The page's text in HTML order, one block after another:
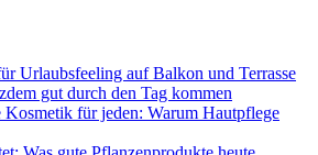
Urlaubsfeeling auf Balkon und Terrasse
gut durch den Tag kommen
Kosmetik für jeden: Warum Hautpflege